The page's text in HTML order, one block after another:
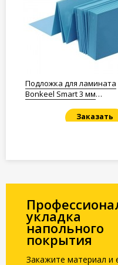
Подложка для ламината
Bonkeel Smart 3 мм
Заказать
укладка
напольного
покрытия
Закажите материал и